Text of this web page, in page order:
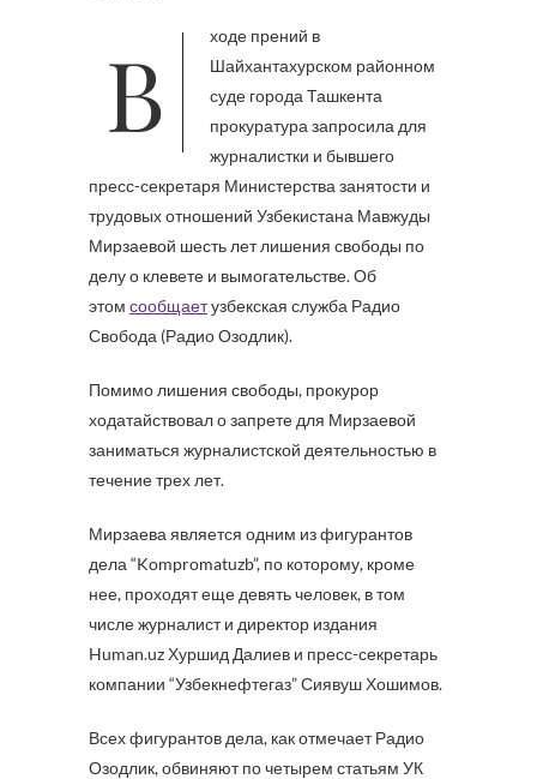
В ходе прений в
Шайхантахурском районном
суде города Ташкента
прокуратура запросила для
журналистки и бывшего
пресс-секретаря Министерства занятости и
трудовых отношений Узбекистана Мавжуды
Мирзаевой шесть лет лишения свободы по
делу о клевете и вымогательстве. Об
этом сообщаетузбекская служба Радио
Свобода (Радио Озодлик).
Помимо лишения свободы, прокурор
ходатайствовал о запрете для Мирзаевой
заниматься журналистской деятельностью в
течение трех лет.
Мирзаева является одним из фигурантов
дела “Kompromatuzb”, по которому, кроме
нее, проходят еще девять человек, в том
числе журналист и директор издания
Human.uz Хуршид Далиев и пресс-секретарь
компании “Узбекнефтегаз” Сиявуш Хошимов.
Всех фигурантов дела, как отмечает Радио
Озодлик, обвиняют по четырем статьям УК